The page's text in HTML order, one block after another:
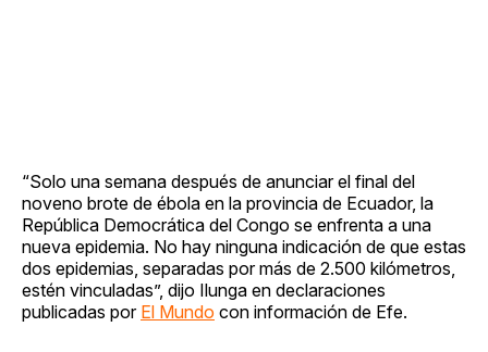
“Solo una semana después de anunciar el final del
noveno brote de ébola en la provincia de Ecuador, la
República Democrática del Congo se enfrenta a una
nueva epidemia. No hay ninguna indicación de que estas
dos epidemias, separadas por más de 2.500 kilómetros,
estén vinculadas”, dijo Ilunga en declaraciones
publicadas por El Mundo con información de Efe.